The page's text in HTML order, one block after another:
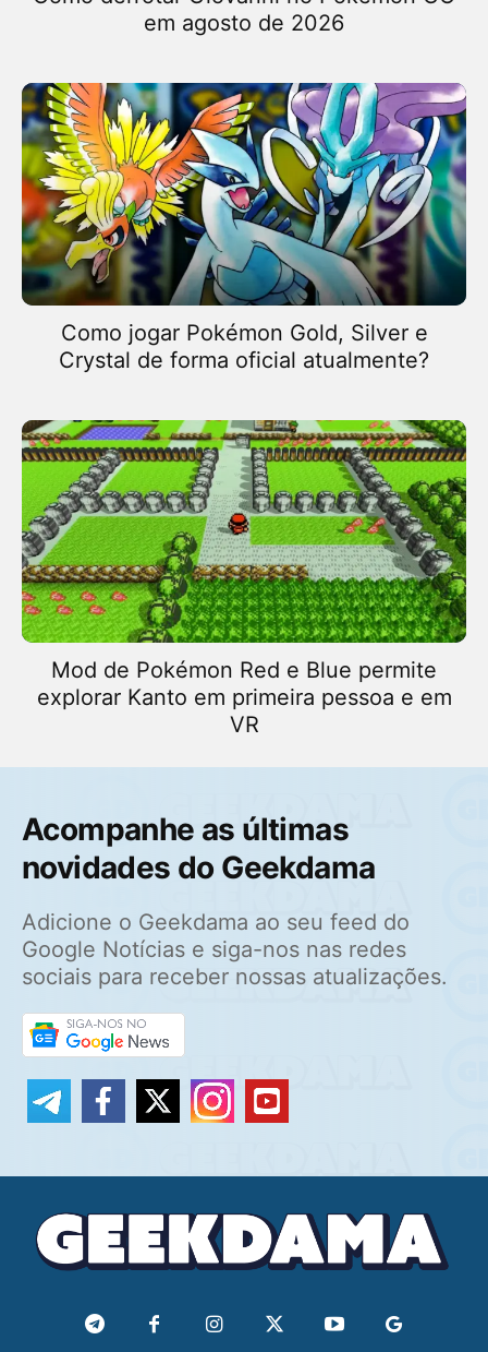
em agosto de 2026
Como jogar Pokémon Gold, Silver e
Crystal de forma oficial atualmente?
Mod de Pokémon Red e Blue permite
explorar Kanto em primeira pessoa e em
VR
Acompanhe as últimas
novidades do Geekdama
Adicione o Geekdama ao seu feed do
Google Notícias e siga-nos nas redes
sociais para receber nossas atualizações.